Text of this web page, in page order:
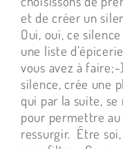
et de créer un
Oui, oui, ce
une liste
vous avez à
silence, crée une
qui par la suite,
pour permettre
ressurgir. Être soi,